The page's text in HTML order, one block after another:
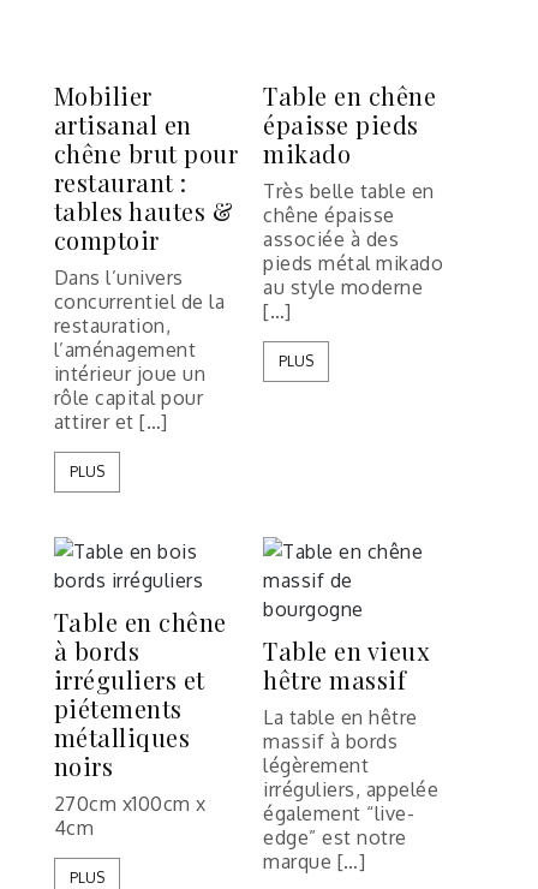
Mobilier
artisanal en
chêne brut pour
restaurant :
tables hautes &
comptoir
Dans l’univers
concurrentiel de la
restauration,
l’aménagement
intérieur joue un
rôle capital pour
attirer et […]
PLUS
Table en chêne
épaisse pieds
mikado
Très belle table en
chêne épaisse
associée à des
pieds métal mikado
au style moderne
[…]
PLUS
Table en chêne
à bords
irréguliers et
piétements
métalliques
noirs
270cm x100cm x
4cm
PLUS
Table en vieux
hêtre massif
La table en hêtre
massif à bords
légèrement
irréguliers, appelée
également “live-
edge” est notre
marque […]